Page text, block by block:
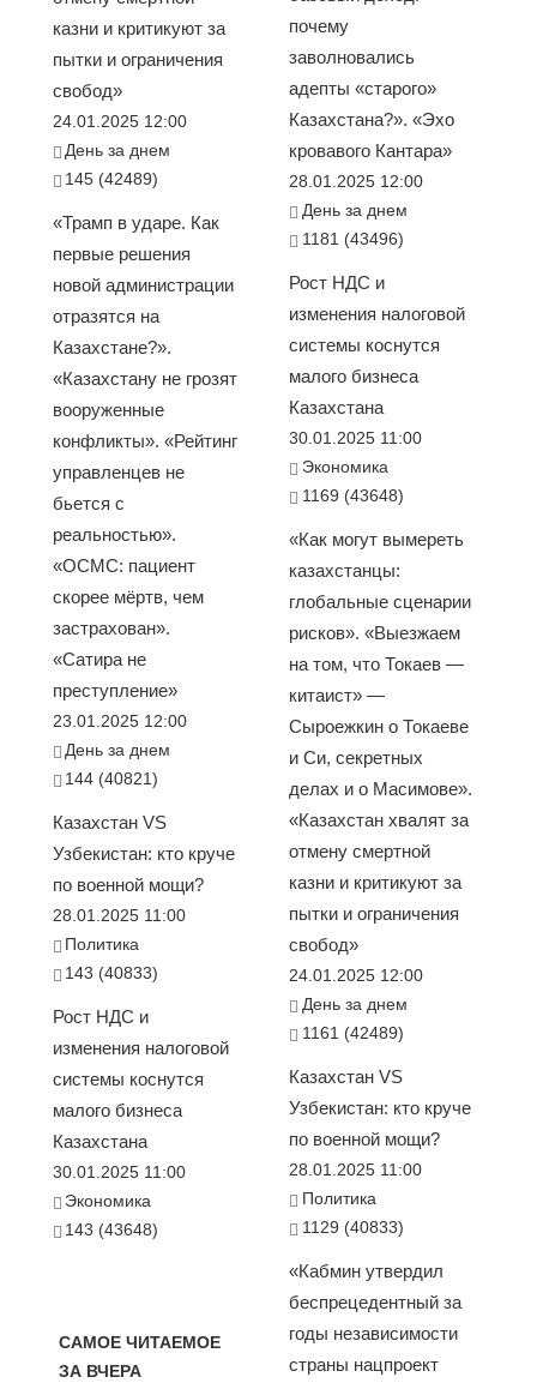
казни и критикуют за
пытки и ограничения
свобод»
24.01.2025 12:00
День за днем
145 (42489)
«Трамп в ударе. Как
первые решения
новой администрации
отразятся на
Казахстане?».
«Казахстану не грозят
вооруженные
конфликты». «Рейтинг
управленцев не
бьется с
реальностью».
«ОСМС: пациент
скорее мёртв, чем
застрахован».
«Сатира не
преступление»
23.01.2025 12:00
День за днем
144 (40821)
Казахстан VS
Узбекистан: кто круче
по военной мощи?
28.01.2025 11:00
Политика
143 (40833)
Рост НДС и
изменения налоговой
системы коснутся
малого бизнеса
Казахстана
30.01.2025 11:00
Экономика
143 (43648)
САМОЕ ЧИТАЕМОЕ
ЗА ВЧЕРА
почему
заволновались
адепты «старого»
Казахстана?». «Эхо
кровавого Кантара»
28.01.2025 12:00
День за днем
1181 (43496)
Рост НДС и
изменения налоговой
системы коснутся
малого бизнеса
Казахстана
30.01.2025 11:00
Экономика
1169 (43648)
«Как могут вымереть
казахстанцы:
глобальные сценарии
рисков». «Выезжаем
на том, что Токаев —
китаист» —
Сыроежкин о Токаеве
и Си, секретных
делах и о Масимове».
«Казахстан хвалят за
отмену смертной
казни и критикуют за
пытки и ограничения
свобод»
24.01.2025 12:00
День за днем
1161 (42489)
Казахстан VS
Узбекистан: кто круче
по военной мощи?
28.01.2025 11:00
Политика
1129 (40833)
«Кабмин утвердил
беспрецедентный за
годы независимости
страны нацпроект